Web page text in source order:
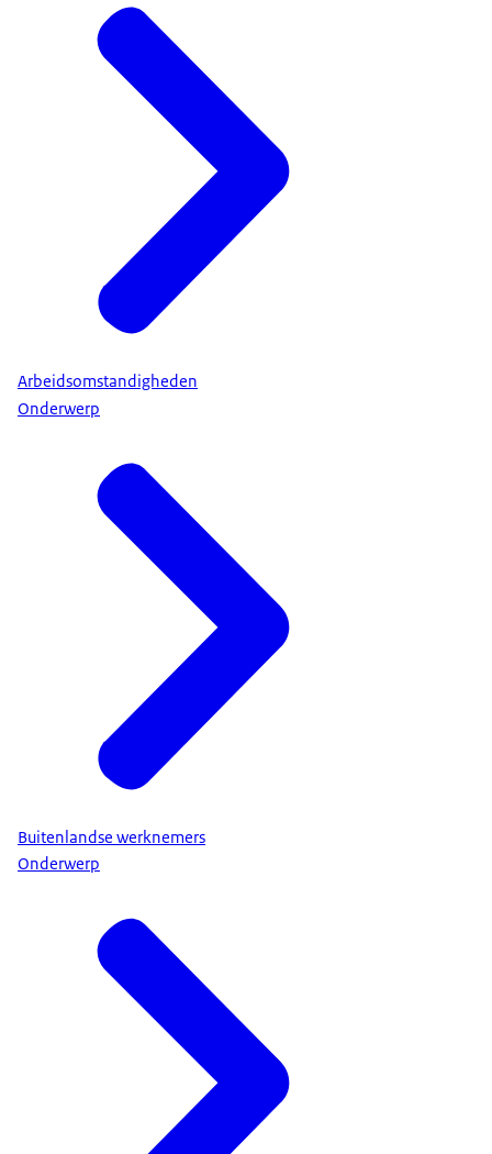
Arbeidsomstandigheden
Onderwerp
Buitenlandse werknemers
Onderwerp